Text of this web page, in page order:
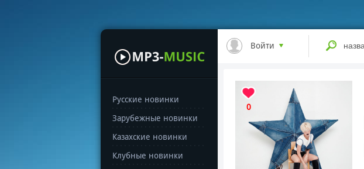
Русские новинки
Зарубежные новинки
Казахские новинки
Клубные новинки
Войти
0